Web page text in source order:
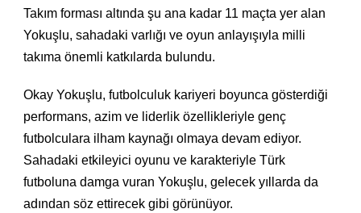
Takım forması altında şu ana kadar 11 maçta yer alan
Yokuşlu, sahadaki varlığı ve oyun anlayışıyla milli
takıma önemli katkılarda bulundu.
Okay Yokuşlu, futbolculuk kariyeri boyunca gösterdiği
performans, azim ve liderlik özellikleriyle genç
futbolculara ilham kaynağı olmaya devam ediyor.
Sahadaki etkileyici oyunu ve karakteriyle Türk
futboluna damga vuran Yokuşlu, gelecek yıllarda da
adından söz ettirecek gibi görünüyor.